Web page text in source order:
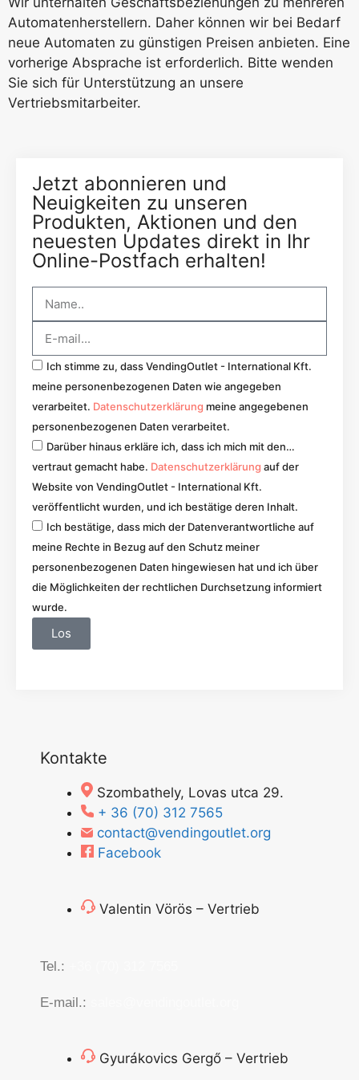
Automatenherstellern. Daher können wir bei Bedarf
neue Automaten zu günstigen Preisen anbieten. Eine
vorherige Absprache ist erforderlich. Bitte wenden
Sie sich für Unterstützung an unsere
Vertriebsmitarbeiter.
Jetzt abonnieren und
Neuigkeiten zu unseren
Produkten, Aktionen und den
neuesten Updates direkt in Ihr
Online-Postfach erhalten!
Ich stimme zu, dass VendingOutlet - International Kft.
meine personenbezogenen Daten wie angegeben
verarbeitet. Datenschutzerklärung meine angegebenen
personenbezogenen Daten verarbeitet.
Darüber hinaus erkläre ich, dass ich mich mit den…
vertraut gemacht habe. Datenschutzerklärung auf der
Website von VendingOutlet - International Kft.
veröffentlicht wurden, und ich bestätige deren Inhalt.
Ich bestätige, dass mich der Datenverantwortliche auf
meine Rechte in Bezug auf den Schutz meiner
personenbezogenen Daten hingewiesen hat und ich über
die Möglichkeiten der rechtlichen Durchsetzung informiert
wurde.
Los
Kontakte
Szombathely, Lovas utca 29.
+ 36 (70) 312 7565
contact@vendingoutlet.org
Facebook
Valentin Vörös – Vertrieb
Tel.:
E-mail.:
Gyurákovics Gergő – Vertrieb